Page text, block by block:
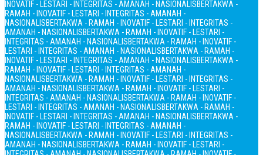
INOVATIF - LESTARI - INTEGRITAS - AMANAH - NASIONALISBERTAKWA -
RAMAH - INOVATIF - LESTARI - INTEGRITAS - AMANAH -
NASIONALISBERTAKWA - RAMAH - INOVATIF - LESTARI - INTEGRITAS -
AMANAH - NASIONALISBERTAKWA - RAMAH - INOVATIF - LESTARI -
INTEGRITAS - AMANAH - NASIONALISBERTAKWA - RAMAH - INOVATIF -
LESTARI - INTEGRITAS - AMANAH - NASIONALISBERTAKWA - RAMAH -
INOVATIF - LESTARI - INTEGRITAS - AMANAH - NASIONALISBERTAKWA -
RAMAH - INOVATIF - LESTARI - INTEGRITAS - AMANAH -
NASIONALISBERTAKWA - RAMAH - INOVATIF - LESTARI - INTEGRITAS -
AMANAH - NASIONALISBERTAKWA - RAMAH - INOVATIF - LESTARI -
INTEGRITAS - AMANAH - NASIONALISBERTAKWA - RAMAH - INOVATIF -
LESTARI - INTEGRITAS - AMANAH - NASIONALISBERTAKWA - RAMAH -
INOVATIF - LESTARI - INTEGRITAS - AMANAH - NASIONALISBERTAKWA -
RAMAH - INOVATIF - LESTARI - INTEGRITAS - AMANAH -
NASIONALISBERTAKWA - RAMAH - INOVATIF - LESTARI - INTEGRITAS -
AMANAH - NASIONALISBERTAKWA - RAMAH - INOVATIF - LESTARI -